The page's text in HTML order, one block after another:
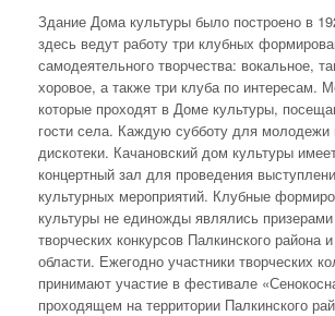
Здание Дома культуры было построено в
здесь ведут работу три клубных
самодеятельного творчества: вокальное,
хоровое, а также три клуба по интересам.
которые проходят в Доме культуры,
гости села. Каждую субботу для молодежи
дискотеки. Качановский дом культуры
концертный зал для проведения
культурных мероприятий. Клубные
культуры не единожды являлись
творческих конкурсов Палкинского района
области. Ежегодно участники творческих
принимают участие в фестивале
проходящем на территории Палкинского